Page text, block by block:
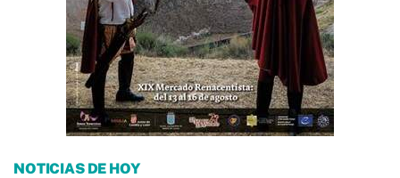
NOTICIAS DE HOY